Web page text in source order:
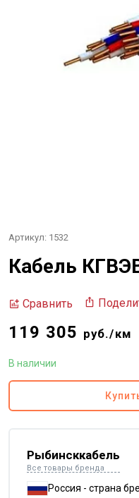
Артикул: 1532
Кабель
Сравнить
119 305 руб./км
В наличии
Рыбинсккабель
Все товары бренда
Россия - страна